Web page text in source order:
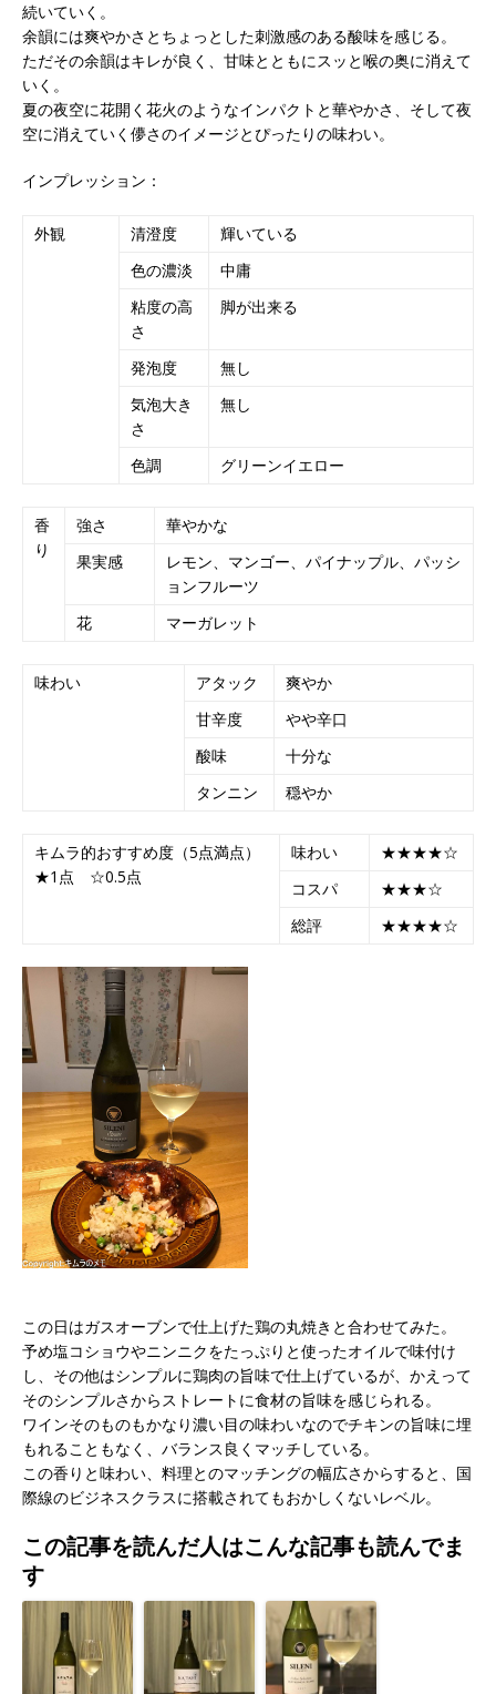
続いていく。
余韻には爽やかさとちょっとした刺激感のある酸味を感じる。
ただその余韻はキレが良く、甘味とともにスッと喉の奥に消えて
いく。
夏の夜空に花開く花火のようなインパクトと華やかさ、そして夜
空に消えていく儚さのイメージとぴったりの味わい。
インプレッション：
外観 清澄度
輝いている
色の濃淡
中庸
粘度の高
さ
脚が出来る
発泡度
無し
気泡大き
さ
無し
色調 グリーンイエロー
香
り
強さ
華やかな
果実感
レモン、マンゴー、パイナップル、パッシ
ョンフルーツ
花
マーガレット
味わい アタック
爽やか
甘辛度
やや辛口
酸味
十分な
タンニン
穏やか
キムラ的おすすめ度（5点満点）
★1点 ☆0.5点
味わい
★★★★☆
コスパ
★★★☆
総評
★★★★☆
この日はガスオーブンで仕上げた鶏の丸焼きと合わせてみた。
予め塩コショウやニンニクをたっぷりと使ったオイルで味付け
し、その他はシンプルに鶏肉の旨味で仕上げているが、かえって
そのシンプルさからストレートに食材の旨味を感じられる。
ワインそのものもかなり濃い目の味わいなのでチキンの旨味に埋
もれることもなく、バランス良くマッチしている。
この香りと味わい、料理とのマッチングの幅広さからすると、国
際線のビジネスクラスに搭載されてもおかしくないレベル。
この記事を読んだ人はこんな記事も読んでま
す